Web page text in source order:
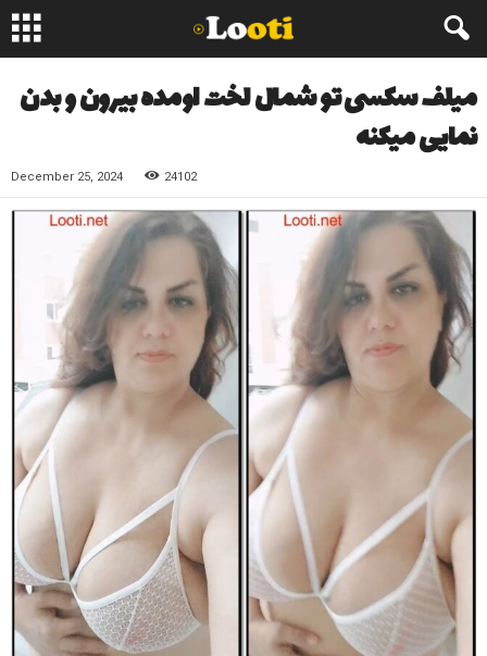
میلف سکسی تو شمال لخت اومده بیرون و بدن
نمایی میکنه
December 25, 2024 24102